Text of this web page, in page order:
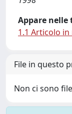
Appare nelle
1.1 Articolo in
File in questo
Non ci sono